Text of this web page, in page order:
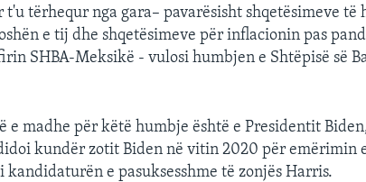
t'u tërhequr nga gara– pavarësisht shqetësimeve të
e tij dhe shqetësimeve për inflacionin pas
SHBA-Meksikë - vulosi humbjen e Shtëpisë së
e madhe për këtë humbje është e Presidentit
kundër zotit Biden në vitin 2020 për emërimin
kandidaturën e pasuksesshme të zonjës Harris.